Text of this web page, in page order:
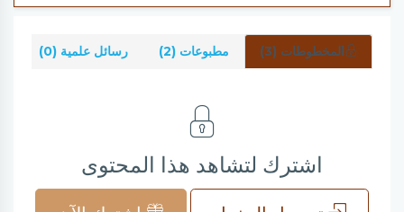
المخطوطات (3) مطبوعات (2) رسائل علمية (0)
اشترك لتشاهد هذا المحتوى